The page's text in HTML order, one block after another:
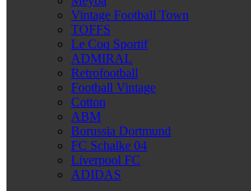
Vintage Football Town
TOFFS
Le Coq Sportif
ADMIRAL
Retrofootball
Football Vintage
Cotton
ABM
Borussia Dortmund
FC Schalke 04
Liverpool FC
ADIDAS